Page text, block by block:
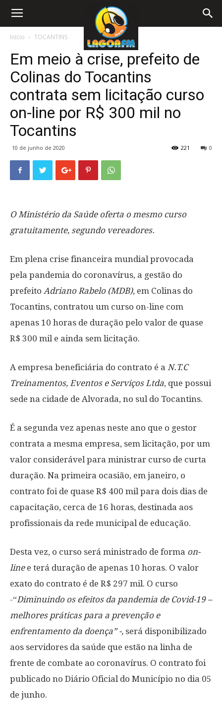
Início TOCANTINS
Em meio à crise, prefeito de
Colinas do Tocantins
contrata sem licitação curso
on-line por R$ 300 mil no
Tocantins
10 de junho de 2020 0
221
O Ministério da Saúde oferta o mesmo curso
gratuitamente, segundo vereadores.
Em plena crise financeira mundial provocada
pela pandemia do coronavírus, a gestão do
prefeito Adriano Rabelo (MDB), em Colinas do
Tocantins, contratou um curso on-line com
apenas 10 horas de duração pelo valor de quase
R$ 300 mil e ainda sem licitação.
A empresa beneficiária do contrato é a N.T.C
Treinamentos, Eventos e Serviços Ltda, que possui
sede na cidade de Alvorada, no sul do Tocantins.
É a segunda vez apenas neste ano que o gestor
contrata a mesma empresa, sem licitação, por um
valor considerável para ministrar curso de curta
duração. Na primeira ocasião, em janeiro, o
contrato foi de quase R$ 400 mil para dois dias de
capacitação, cerca de 16 horas, destinada aos
profissionais da rede municipal de educação.
Desta vez, o curso será ministrado de forma on-
linee terá duração de apenas 10 horas. O valor
exato do contrato é de R$ 297 mil. O curso
-“Diminuindo os efeitos da pandemia de Covid-19 –
melhores práticas para a prevenção e
enfrentamento da doença” -, será disponibilizado
aos servidores da saúde que estão na linha de
frente de combate ao coronavírus. O contrato foi
publicado no Diário Oficial do Município no dia 05
de junho.